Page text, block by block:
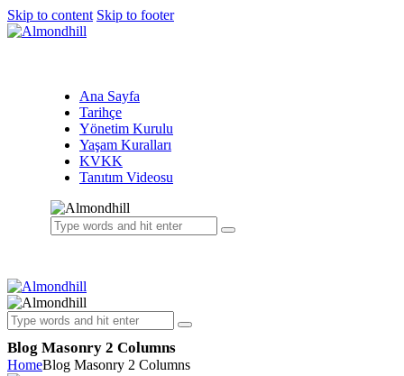
Skip to content Skip to footer
Ana Sayfa
Tarihçe
Yönetim Kurulu
Yaşam Kuralları
KVKK
Tanıtım Videosu
Blog Masonry 2 Columns
HomeBlog Masonry 2 Columns